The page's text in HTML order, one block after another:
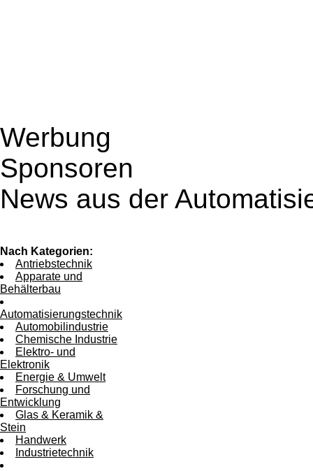
Werbung
Sponsoren
News aus der
Nach Kategorien:
Antriebstechnik
Apparate und
Behälterbau
Automatisierungstechnik
Automobilindustrie
Chemische Industrie
Elektro- und
Elektronik
Energie & Umwelt
Forschung und
Entwicklung
Glas & Keramik &
Stein
Handwerk
Industrietechnik